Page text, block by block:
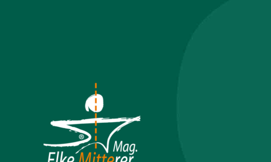
Entlastung der Augen bei. Arbeiten bei
unzureichendem Licht verbraucht unnötig
Energie, belastet den Organismus, führt
zu...